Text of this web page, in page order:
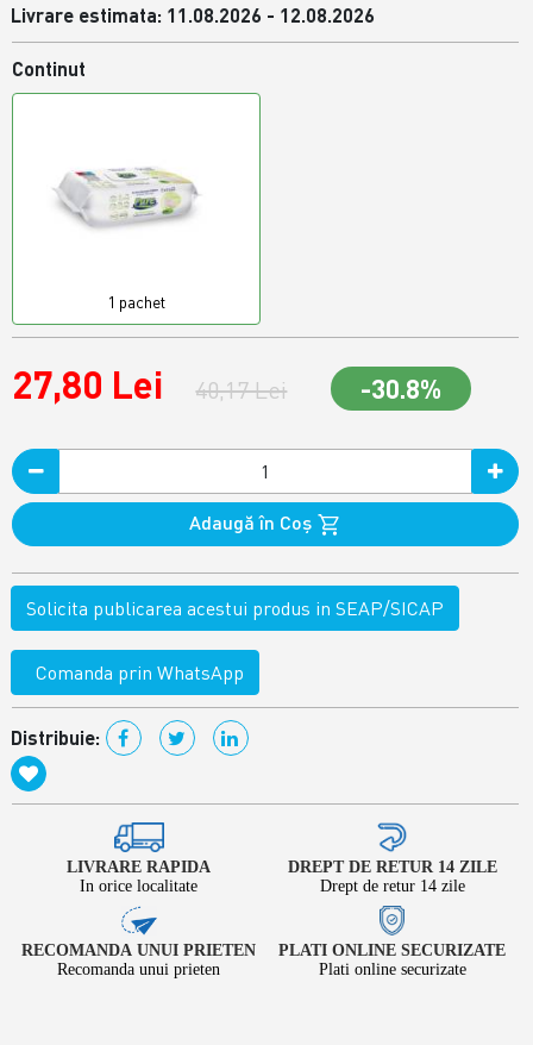
Livrare estimata: 11.08.2026 - 12.08.2026
Continut
1 pachet
27,80 Lei 40,17 Lei -30.8%
Adaugă în Coş
Solicita publicarea acestui produs in SEAP/SICAP
Comanda prin WhatsApp
Distribuie:
LIVRARE RAPIDA
In orice localitate
DREPT DE RETUR 14 ZILE
Drept de retur 14 zile
RECOMANDA UNUI PRIETEN
Recomanda unui prieten
PLATI ONLINE SECURIZATE
Plati online securizate